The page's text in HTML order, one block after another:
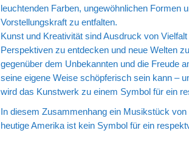
leuchtenden Farben, ungewöhnlichen Formen
Vorstellungskraft zu entfalten.
Kunst und Kreativität sind Ausdruck von
Perspektiven zu entdecken und neue Welten
gegenüber dem Unbekannten und die Freude
seine eigene Weise schöpferisch sein kann –
wird das Kunstwerk zu einem Symbol für ein
In diesem Zusammenhang ein Musikstück
heutige Amerika ist kein Symbol für ein